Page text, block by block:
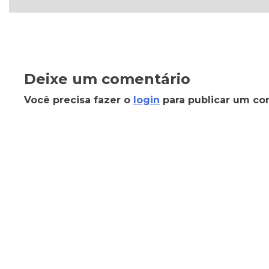
Deixe um comentário
Você precisa fazer o login para publicar um